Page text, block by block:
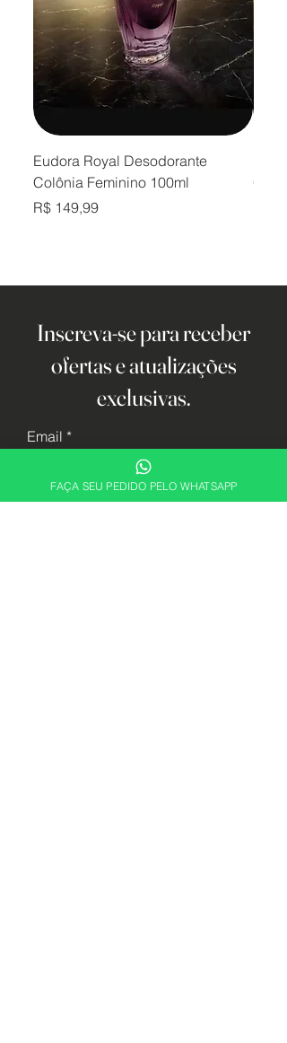
Eudora Royal Desodorante
Colônia Feminino 100ml
Preço
R$ 149,99
Inscreva-se para receber
ofertas e atualizações
exclusivas.
Email
Cadastrar
FAÇA SEU PEDIDO PELO WHATSAPP